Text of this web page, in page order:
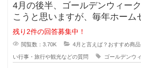
4月の後半、ゴールデンウィー
こうと思いますが、毎年ホーム
残り2件の回答募集中！
閲覧数：3.70K 4月と言えば？おすすめ商
い行事・旅行や観光などの質問 ゴールデンウ